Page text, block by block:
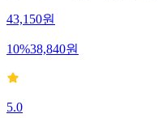
43,150원
10%38,840원
5.0